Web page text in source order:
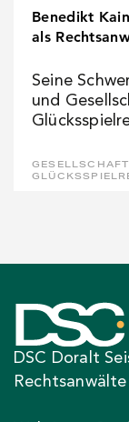
Benedikt
als
Seine
und
DSC Doralt